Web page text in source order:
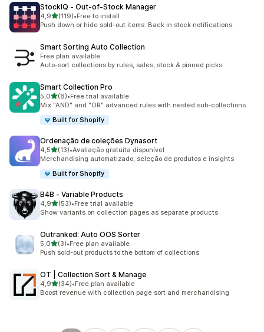
StockIQ ‑ Out‑of‑Stock Manager
4,9de 5 estrelas
(119)
119 total de avaliações
•Free to install
Push down or hide sold-out items. Back in stock notifications.
Smart Sorting Auto Collection
Free plan available
Auto-sort collections by rules, sales, stock & pinned picks
Smart Collection Pro
5,0de 5 estrelas
(8)
8 total de avaliações
•Free trial available
Mix "AND" and "OR" advanced rules with nested sub-collections.
Built for Shopify
Ordenação de coleções Dynasort
4,5de 5 estrelas
(13)
13 total de avaliações
•Avaliação gratuita disponível
Merchandising automatizado, seleção de produtos e insights
Built for Shopify
B4B ‑ Variable Products
4,9de 5 estrelas
(53)
53 total de avaliações
•Free trial available
Show variants on collection pages as separate products
Outranked: Auto OOS Sorter
5,0de 5 estrelas
(3)
3 total de avaliações
•Free plan available
Push sold-out products to the bottom of collections
OT | Collection Sort & Manage
4,9de 5 estrelas
(34)
34 total de avaliações
•Free plan available
Boost revenue with collection page sort and merchandising